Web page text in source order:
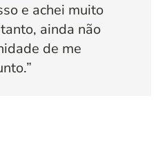
e achei muito
ainda não
de me